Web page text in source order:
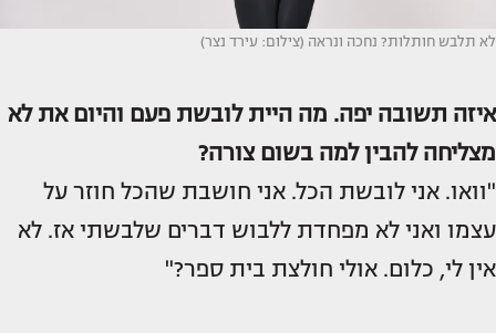
לא תלבש חותלות? נחכה ונראה (צילום: עירד נצר)
איזה תשובה יפה. מה היית לובשת פעם והיום את לא
מצליחה להבין למה בשום צורה?
"וואו. אני לובשת הכל. אני חושבת שהכל חוזר על
עצמו ואני לא מפחדת ללבוש דברים שלבשתי אז. לא
אין לי, כלום. אולי חולצת בית ספר?"